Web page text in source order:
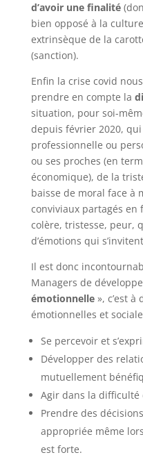
d’avoir une finalité
bien opposé à la
extrinsèque de la
(sanction).
Enfin la crise covid
prendre en compte la
situation, pour soi-
depuis février 2020, qui
professionnelle ou
ou ses proches (en
économique), de la
baisse de moral face à
conviviaux partagés en
colère, tristesse, peur,
d’émotions qui
Il est donc
Managers de
émotionnelle», c’est à
émotionnelles et
Se percevoir et
Développer des
mutuellement
Agir dans la difficulté
Prendre des
appropriée même
est forte.